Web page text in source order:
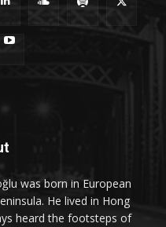
was born in European
He lived in Hong
heard the footsteps of